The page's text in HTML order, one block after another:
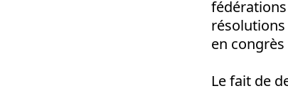
en
Le fait de